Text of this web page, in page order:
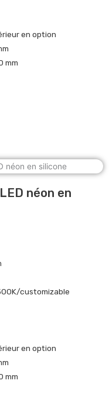
en option
mm
néon en
customizable
en option
mm